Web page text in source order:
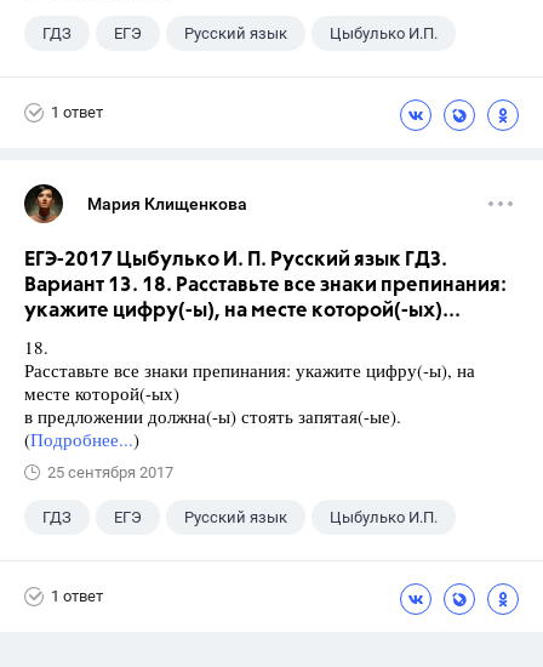
ГДЗ ЕГЭ Русский язык Цыбулько И.П.
1 ответ
Мария Клищенкова
ЕГЭ-2017 Цыбулько И. П. Русский язык ГДЗ.
Вариант 13. 18. Расставьте все знаки препинания:
укажите цифру(-ы), на месте которой(-ых)...
18.
Расставьте все знаки препинания: укажите цифру(-ы), на
месте которой(-ых)
в предложении должна(-ы) стоять запятая(-ые).
(Подробнее...)
25 сентября 2017
ГДЗ ЕГЭ Русский язык Цыбулько И.П.
1 ответ